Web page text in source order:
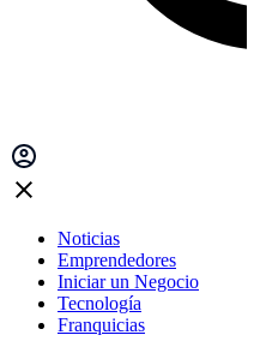
Noticias
Emprendedores
Iniciar un Negocio
Tecnología
Franquicias